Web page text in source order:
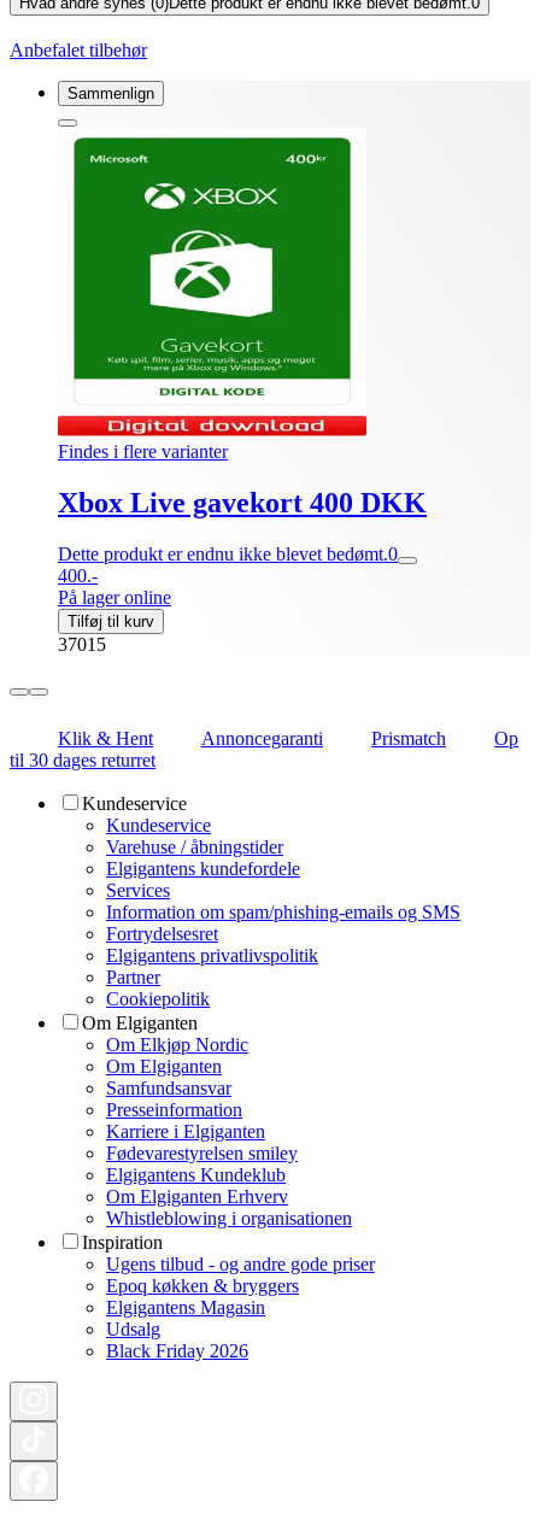
Anbefalet tilbehør
Sammenlign
Findes i flere varianter
Xbox Live gavekort 400 DKK
Dette produkt er endnu ikke blevet bedømt.0
400.-
På lager online
Tilføj til kurv
37015
Klik & Hent Annoncegaranti Prismatch
Op
til 30 dages returret
Kundeservice
Kundeservice
Varehuse / åbningstider
Elgigantens kundefordele
Services
Information om spam/phishing-emails og SMS
Fortrydelsesret
Elgigantens privatlivspolitik
Partner
Cookiepolitik
Om Elgiganten
Om Elkjøp Nordic
Om Elgiganten
Samfundsansvar
Presseinformation
Karriere i Elgiganten
Fødevarestyrelsen smiley
Elgigantens Kundeklub
Om Elgiganten Erhverv
Whistleblowing i organisationen
Inspiration
Ugens tilbud - og andre gode priser
Epoq køkken & bryggers
Elgigantens Magasin
Udsalg
Black Friday 2026